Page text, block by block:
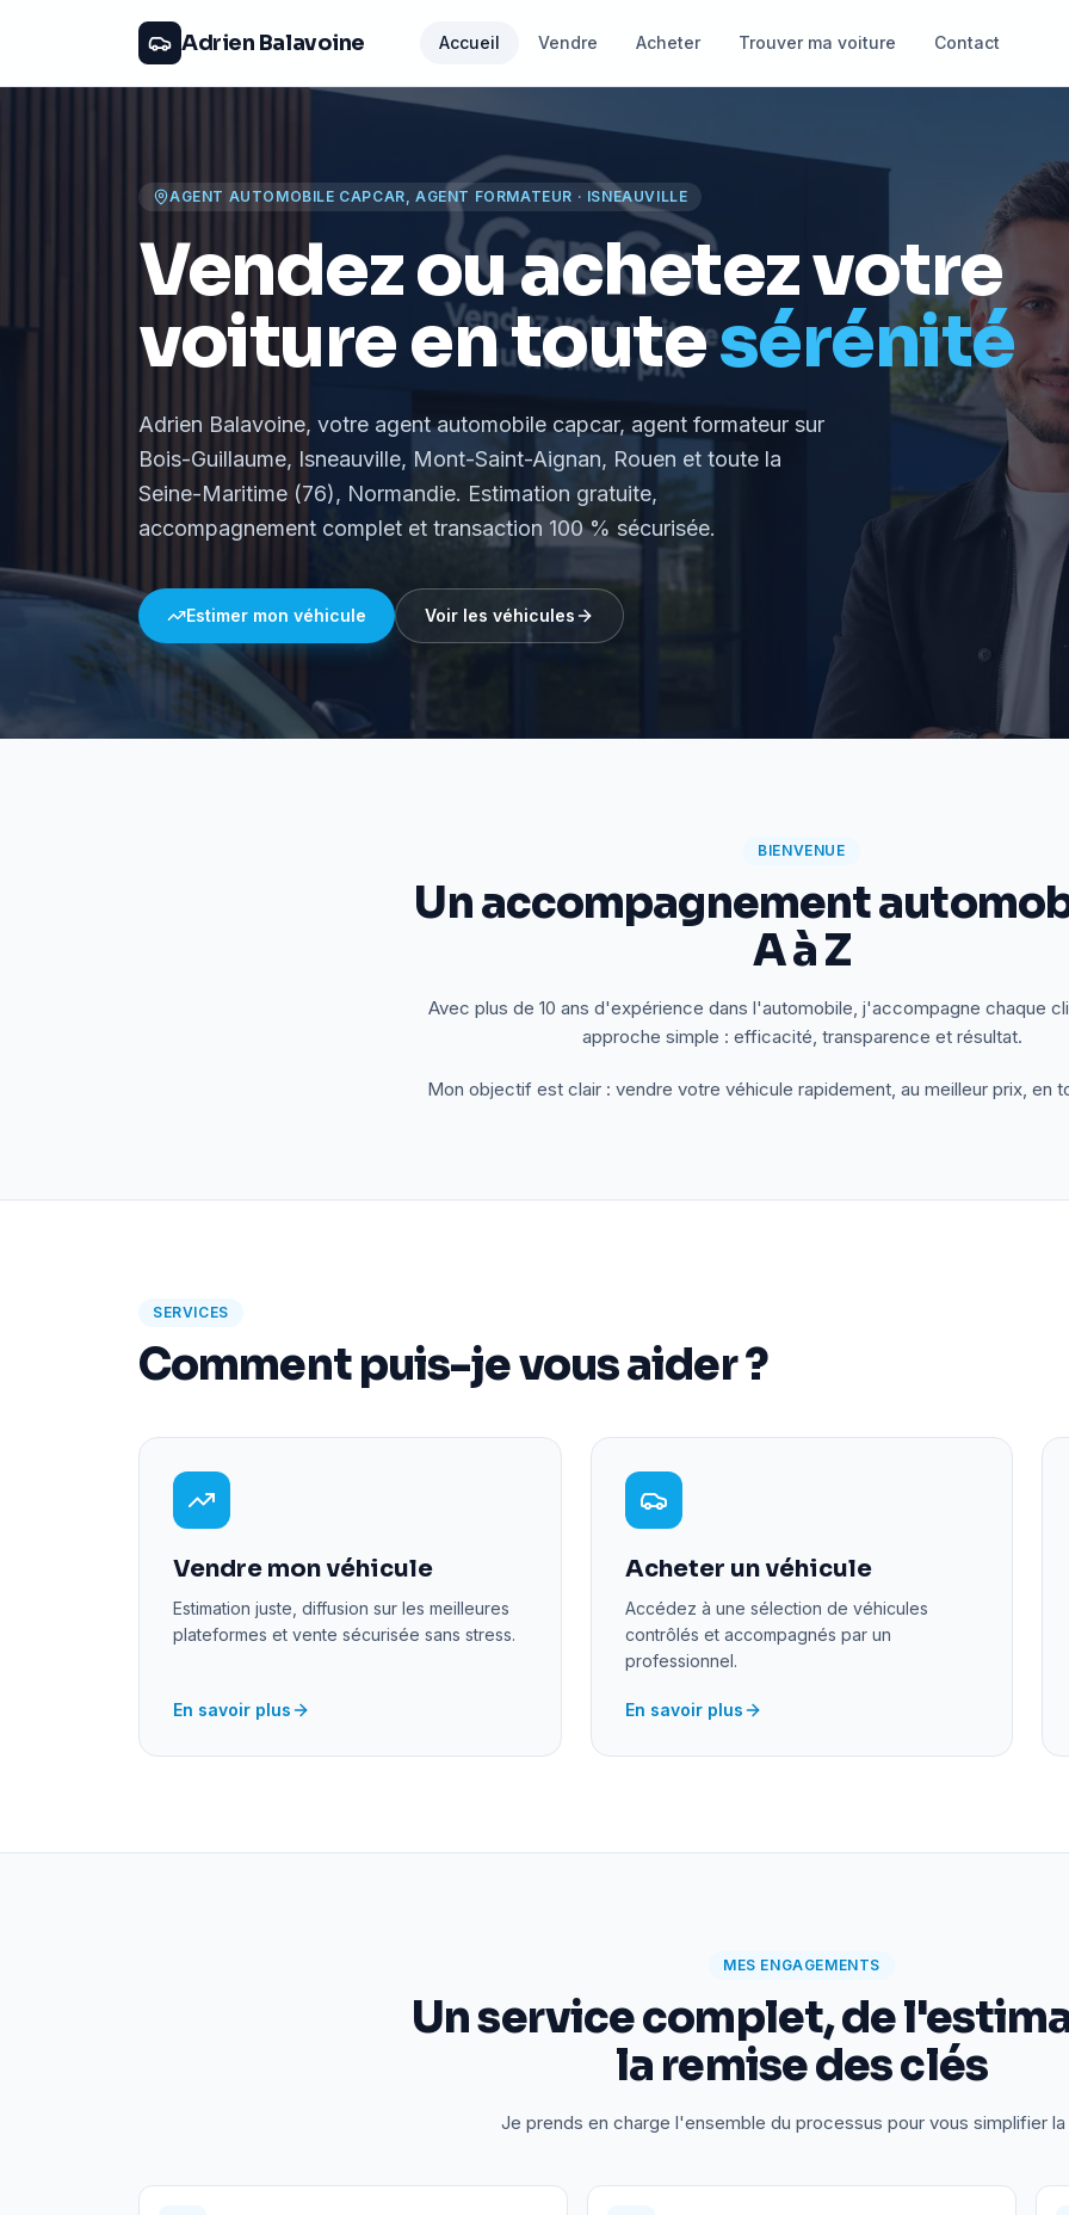
Adrien Balavoine Accueil Vendre Acheter Trouver ma voiture Contact
AGENT AUTOMOBILE CAPCAR, AGENT FORMATEUR · ISNEAUVILLE
Vendez ou achetez votre
voiture en toutesérénité
Adrien Balavoine, votre agent automobile capcar, agent formateur sur
Bois-Guillaume, Isneauville, Mont-Saint-Aignan, Rouen et toute la
Seine-Maritime (76), Normandie. Estimation gratuite,
accompagnement complet et transaction 100 % sécurisée.
Estimer mon véhicule Voir les véhicules
BIENVENUE
Un accompagnement
A à Z
Avec plus de 10 ans d'expérience dans l'automobile, j'accompagne chaque
approche simple : efficacité, transparence et résultat.
Mon objectif est clair : vendre votre véhicule rapidement, au meilleur prix, en
SERVICES
Comment puis-je vous aider ?
Vendre mon véhicule
Estimation juste, diffusion sur les meilleures
plateformes et vente sécurisée sans stress.
En savoir plus
Acheter un véhicule
Accédez à une sélection de véhicules
contrôlés et accompagnés par un
professionnel.
En savoir plus
MES ENGAGEMENTS
Un service complet, de
la remise des clés
Je prends en charge l'ensemble du processus pour vous simplifier la